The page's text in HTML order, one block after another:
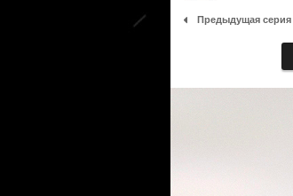
Предыдущая серия